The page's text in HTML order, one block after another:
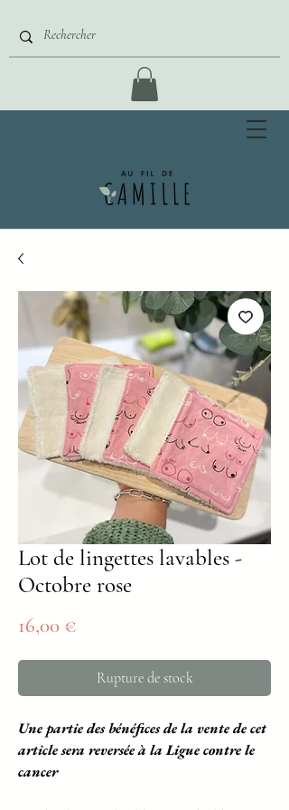
Lot de lingettes lavables -
Octobre rose
16,00 €
Rupture de stock
Une partie des bénéfices de la vente de cet
article sera reversée à la Ligue contre le
cancer